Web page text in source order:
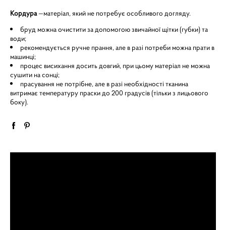
Кордура—матеріал, який не потребує особливого догляду.
бруд можна очистити за допомогою звичайної щітки (губки) та
води;
рекомендується ручне прання, але в разі потреби можна прати в
машинці;
процес висихання досить довгий, при цьому матеріал не можна
сушити на сонці;
прасування не потрібне, але в разі необхідності тканина
витримає температуру праски до 200 градусів (тільки з лицьового
боку).